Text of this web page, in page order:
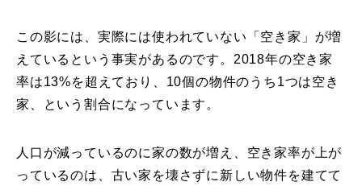
この影には、実際には使われていない「空き家」が増
えているという事実があるのです。2018年の空き家
率は13%を超えており、10個の物件のうち1つは空き
家、という割合になっています。
人口が減っているのに家の数が増え、空き家率が上が
っているのは、古い家を壊さずに新しい物件を建てて